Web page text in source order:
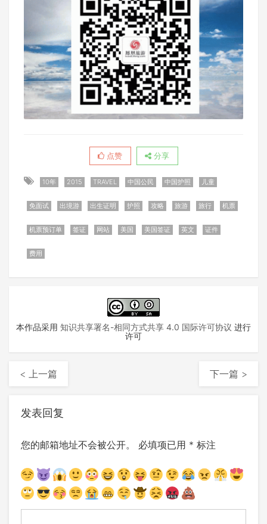
点赞 分享
10年 2015 TRAVEL 中国公民 中国护照 儿童
免面试 出境游 出生证明 护照 攻略 旅游 旅行 机票
机票预订单 签证 网站 美国 美国签证 英文 证件
费用
本作品采用 知识共享署名-相同方式共享 4.0 国际许可协议 进行
许可
< 上一篇 下一篇 >
发表回复
您的邮箱地址不会被公开。 必填项已用 * 标注